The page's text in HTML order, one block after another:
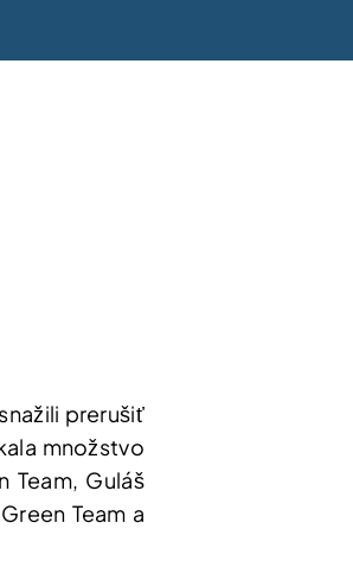
prerušiť
množstvo
Team, Guláš
Team a